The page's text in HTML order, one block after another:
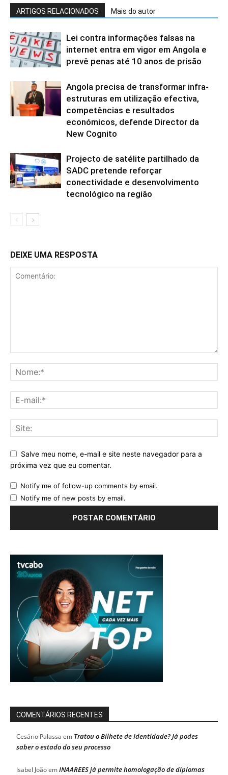
ARTIGOS RELACIONADOS Mais do autor
Lei contra informações falsas na
internet entra em vigor em Angola e
prevê penas até 10 anos de prisão
Angola precisa de transformar infra-
estruturas em utilização efectiva,
competências e resultados
económicos, defende Director da
New Cognito
Projecto de satélite partilhado da
SADC pretende reforçar
conectividade e desenvolvimento
tecnológico na região
DEIXE UMA RESPOSTA
Salve meu nome, e-mail e site neste navegador para a
próxima vez que eu comentar.
Notify me of follow-up comments by email.
Notify me of new posts by email.
COMENTÁRIOS RECENTES
Cesário Palassa em Tratou o Bilhete de Identidade? Já podes
saber o estado do seu processo
Isabel JoãoemINAAREES já permite homologação de diplomas